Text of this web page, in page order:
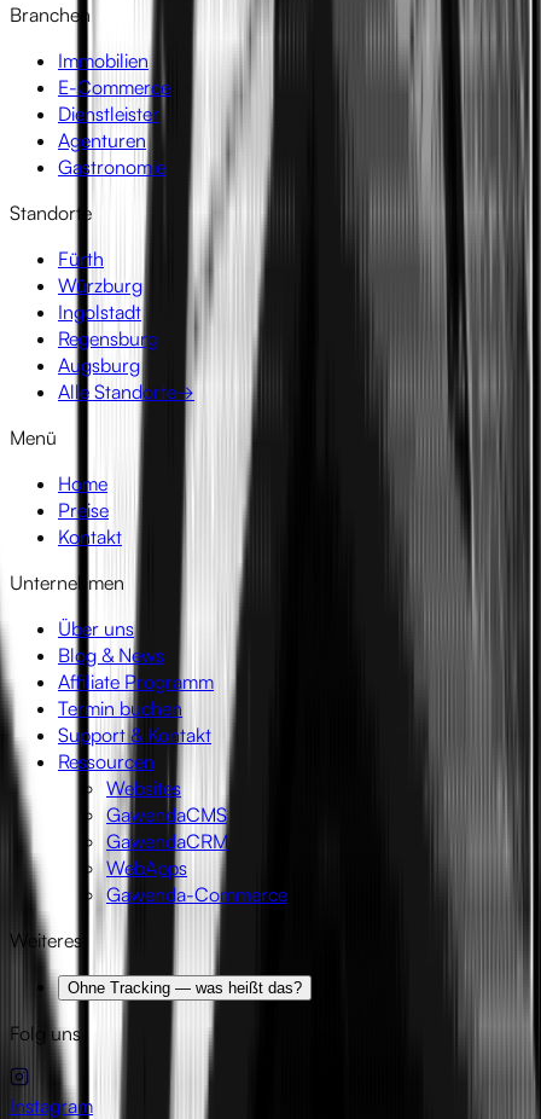
Branchen
Immobilien
E-Commerce
Dienstleister
Agenturen
Gastronomie
Standorte
Fürth
Würzburg
Ingolstadt
Regensburg
Augsburg
Alle Standorte→
Menü
Home
Preise
Kontakt
Unternehmen
Über uns
Blog & News
Affiliate Programm
Termin buchen
Support & Kontakt
Ressourcen
Websites
GawendaCMS
GawendaCRM
WebApps
Gawenda-Commerce
Weiteres
Ohne Tracking — was heißt das?
Folg uns
Instagram